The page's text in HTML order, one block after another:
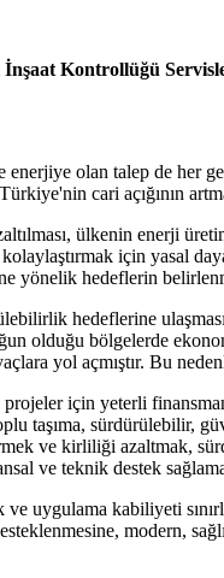
Kontrollüğü
olan talep de her
cari açığının
ülkenin enerji
için yasal
yönelik hedeflerin
hedeflerine
olduğu bölgelerde
yol açmıştır. Bu
için yeterli
sürdürülebilir,
ve kirliliği azaltmak,
ve teknik destek
uygulama kabiliyeti
modern,